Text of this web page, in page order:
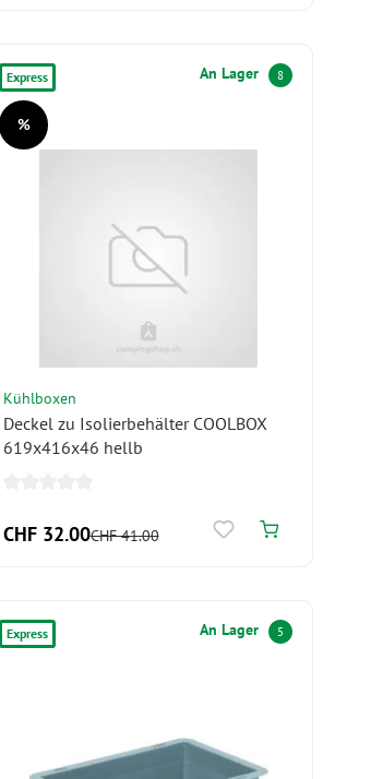
Express
Rabatt
%
An Lager 8
Kühlboxen
Deckel zu Isolierbehälter COOLBOX
619x416x46 hellb
CHF 32.00CHF 41.00
Express An Lager 5